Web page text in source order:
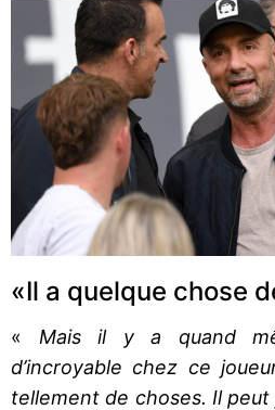
«Il a quelque chose
« Mais il y a quand
d’incroyable chez ce
tellement de choses. Il